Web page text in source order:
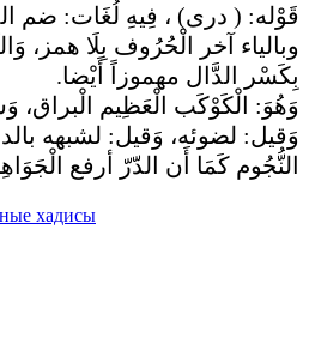
قَوْله: ( درى) ، فِيهِ لُغَات: ضم
وبالياء آخر الْحُرُوف بِلَا همز،
بِكَسْر الدَّال مهموزاً أَيْضا.
وَهُوَ: الْكَوْكَب الْعَظِيم الْبراق،
وَقيل: لضوئه، وَقيل: لشبهه
النُّجُوم كَمَا أَن الدّرّ أرفع
хадисы